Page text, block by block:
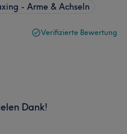
- Arme & Achseln
Verifizierte Bewertung
Dank!